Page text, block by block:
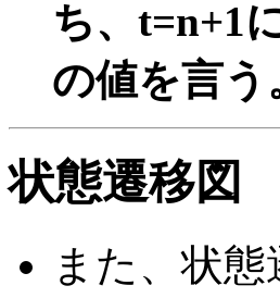
ち、t=n+1
の値を言
状態遷移図
また、状